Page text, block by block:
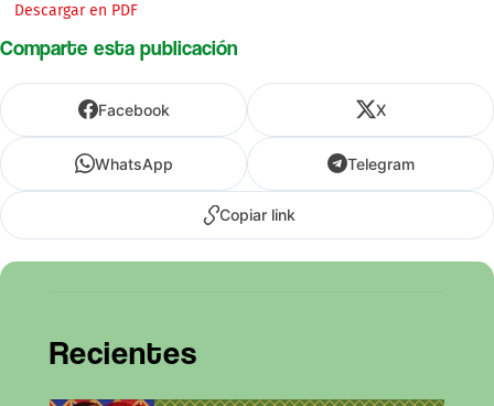
Descargar en PDF
Comparte esta publicación
Facebook X
WhatsApp Telegram
Copiar link
Recientes